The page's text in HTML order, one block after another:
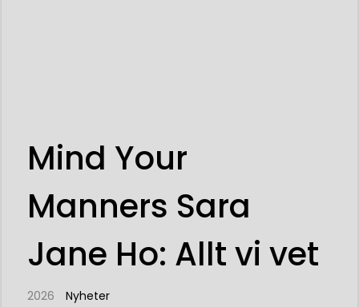
Mind Your
Manners Sara
Jane Ho: Allt vi vet
2026 Nyheter